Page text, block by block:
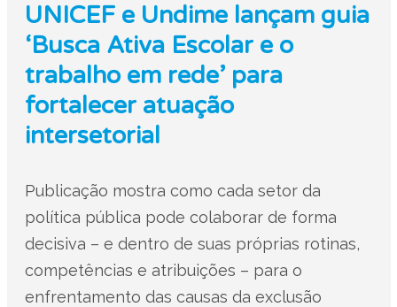
UNICEF e Undime lançam guia
‘Busca Ativa Escolar e o
trabalho em rede’ para
fortalecer atuação
intersetorial
Publicação mostra como cada setor da
política pública pode colaborar de forma
decisiva – e dentro de suas próprias rotinas,
competências e atribuições – para o
enfrentamento das causas da exclusão